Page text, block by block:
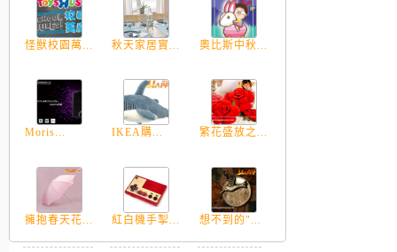
怪獸校園萬... 秋天家居實... 奧比斯中秋...
Moris... IKEA購... 繁花盛放之...
擁抱春天花... 紅白機手掣... 想不到的"...